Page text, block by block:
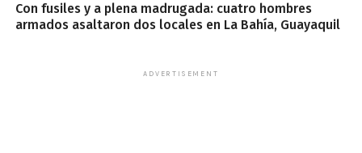
Con fusiles y a plena madrugada: cuatro hombres
armados asaltaron dos locales en La Bahía, Guayaquil
ADVERTISEMENT